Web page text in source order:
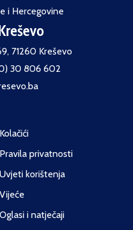
i Hercegovine
71260 Kreševo
30 806 602
Kolačići
Pravila privatnosti
Uvjeti korištenja
Vijeće
Oglasi i natječaji